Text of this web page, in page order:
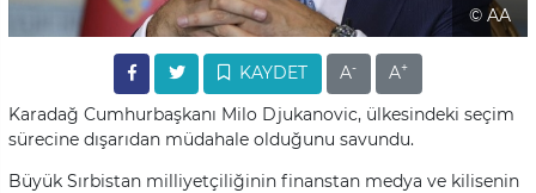
© AA
KAYDET A- A+
Karadağ Cumhurbaşkanı Milo Djukanovic, ülkesindeki seçim
sürecine dışarıdan müdahale olduğunu savundu.
Büyük Sırbistan milliyetçiliğinin finanstan medya ve kilisenin